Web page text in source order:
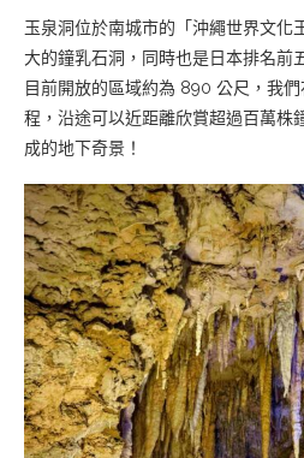
玉泉洞位於南城市的「沖繩世界文化
大的鐘乳石洞，同時也是日本排名前
目前開放的區域約為 890 公尺，我
程，沿途可以近距離欣賞超過百萬株
成的地下奇景！